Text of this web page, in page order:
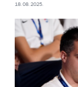
18. 08. 2025.